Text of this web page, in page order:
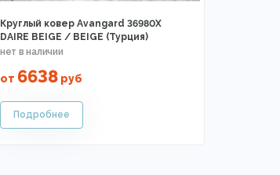
Круглый ковер Avangard 36980X
DAIRE BEIGE / BEIGE (Турция)
от 6638руб